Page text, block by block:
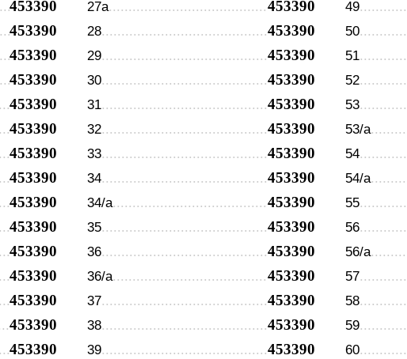
453390
453390
453390
453390
453390
453390
453390
453390
453390
453390
453390
453390
453390
453390
453390
27а 453390
28 453390
29 453390
30 453390
31 453390
32 453390
33 453390
34 453390
34/а 453390
35 453390
36 453390
36/а 453390
37 453390
38 453390
39 453390
49
50
51
52
53
53/а
54
54/а
55
56
56/а
57
58
59
60